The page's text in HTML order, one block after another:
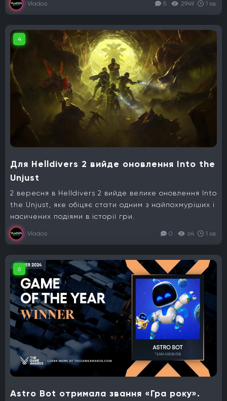
Vlados 5 2949 1 хв.
4
Для Helldivers 2 вийде оновлення Into the
Unjust
2 вересня в Helldivers 2 вийде велике оновлення Into
the Unjust, яке обіцяє стати одним з найпохмуріших і
насичених подіями в історії гри.
Vlados 0 64 1 хв.
6
Astro Bot отримала звання «Гра року».